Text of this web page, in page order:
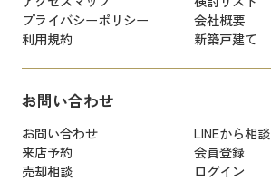
プライバシーポリシー
会社概要
利用規約
新築戸建て
お問い合わせ
お問い合わせ
LINEから相談
来店予約
会員登録
売却相談
ログイン